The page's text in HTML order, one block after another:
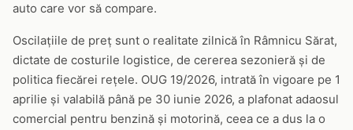
auto care vor să compare.
Oscilațiile de preț sunt o realitate zilnică în Râmnicu Sărat,
dictate de costurile logistice, de cererea sezonieră și de
politica fiecărei rețele. OUG 19/2026, intrată în vigoare pe 1
aprilie și valabilă până pe 30 iunie 2026, a plafonat adaosul
comercial pentru benzină și motorină, ceea ce a dus la o